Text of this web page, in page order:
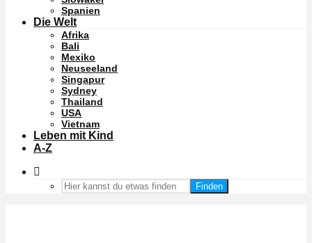
Spanien
Die Welt
Afrika
Bali
Mexiko
Neuseeland
Singapur
Sydney
Thailand
USA
Vietnam
Leben mit Kind
A-Z
Finden